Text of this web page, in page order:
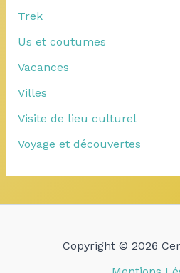
Trek
Us et coutumes
Vacances
Villes
Visite de lieu culturel
Voyage et découvertes
Copyright © 2026